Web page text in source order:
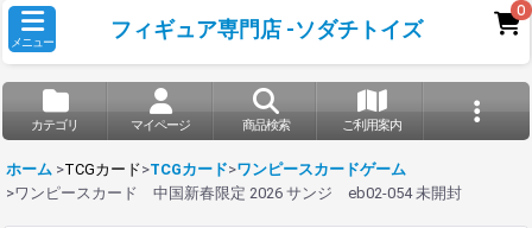
メニュー
フィギュア専門店 -ソダチトイズ
0
カテゴリ マイページ 商品検索 ご利用案内
ホーム >TCGカード>TCGカード>ワンピースカードゲーム
>ワンピースカード 中国新春限定 2026 サンジ eb02-054 未開封